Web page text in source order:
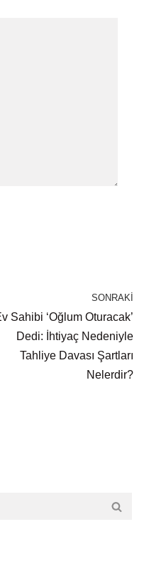
SONRAKI
Sahibi ‘Oğlum Oturacak’
Dedi: İhtiyaç Nedeniyle
Tahliye Davası Şartları
Nelerdir?